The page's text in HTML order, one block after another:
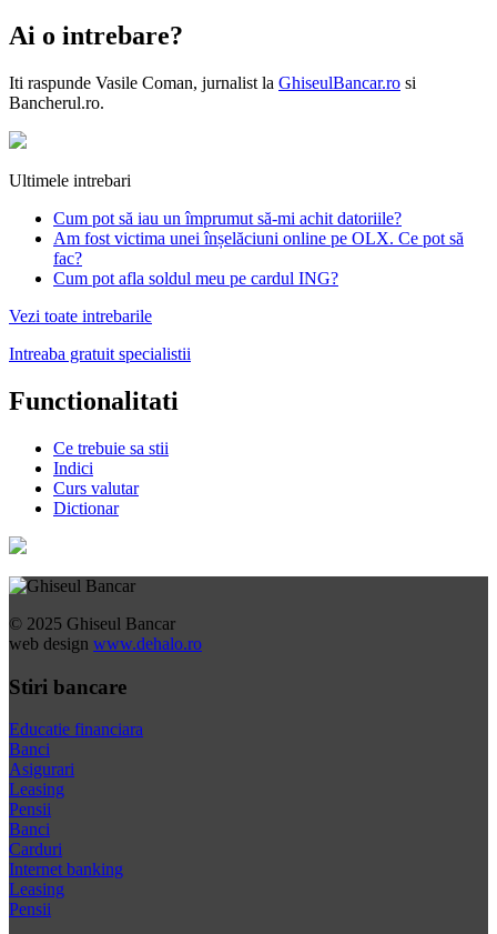
Ai o intrebare?
Iti raspunde Vasile Coman, jurnalist la GhiseulBancar.ro si
Bancherul.ro.
Ultimele intrebari
Cum pot să iau un împrumut să-mi achit datoriile?
Am fost victima unei înșelăciuni online pe OLX. Ce pot să
fac?
Cum pot afla soldul meu pe cardul ING?
Vezi toate intrebarile
Intreaba gratuit specialistii
Functionalitati
Ce trebuie sa stii
Indici
Curs valutar
Dictionar
© 2025 Ghiseul Bancar
web design www.dehalo.ro
Stiri bancare
Educatie financiara
Banci
Asigurari
Leasing
Pensii
Banci
Carduri
Internet banking
Leasing
Pensii